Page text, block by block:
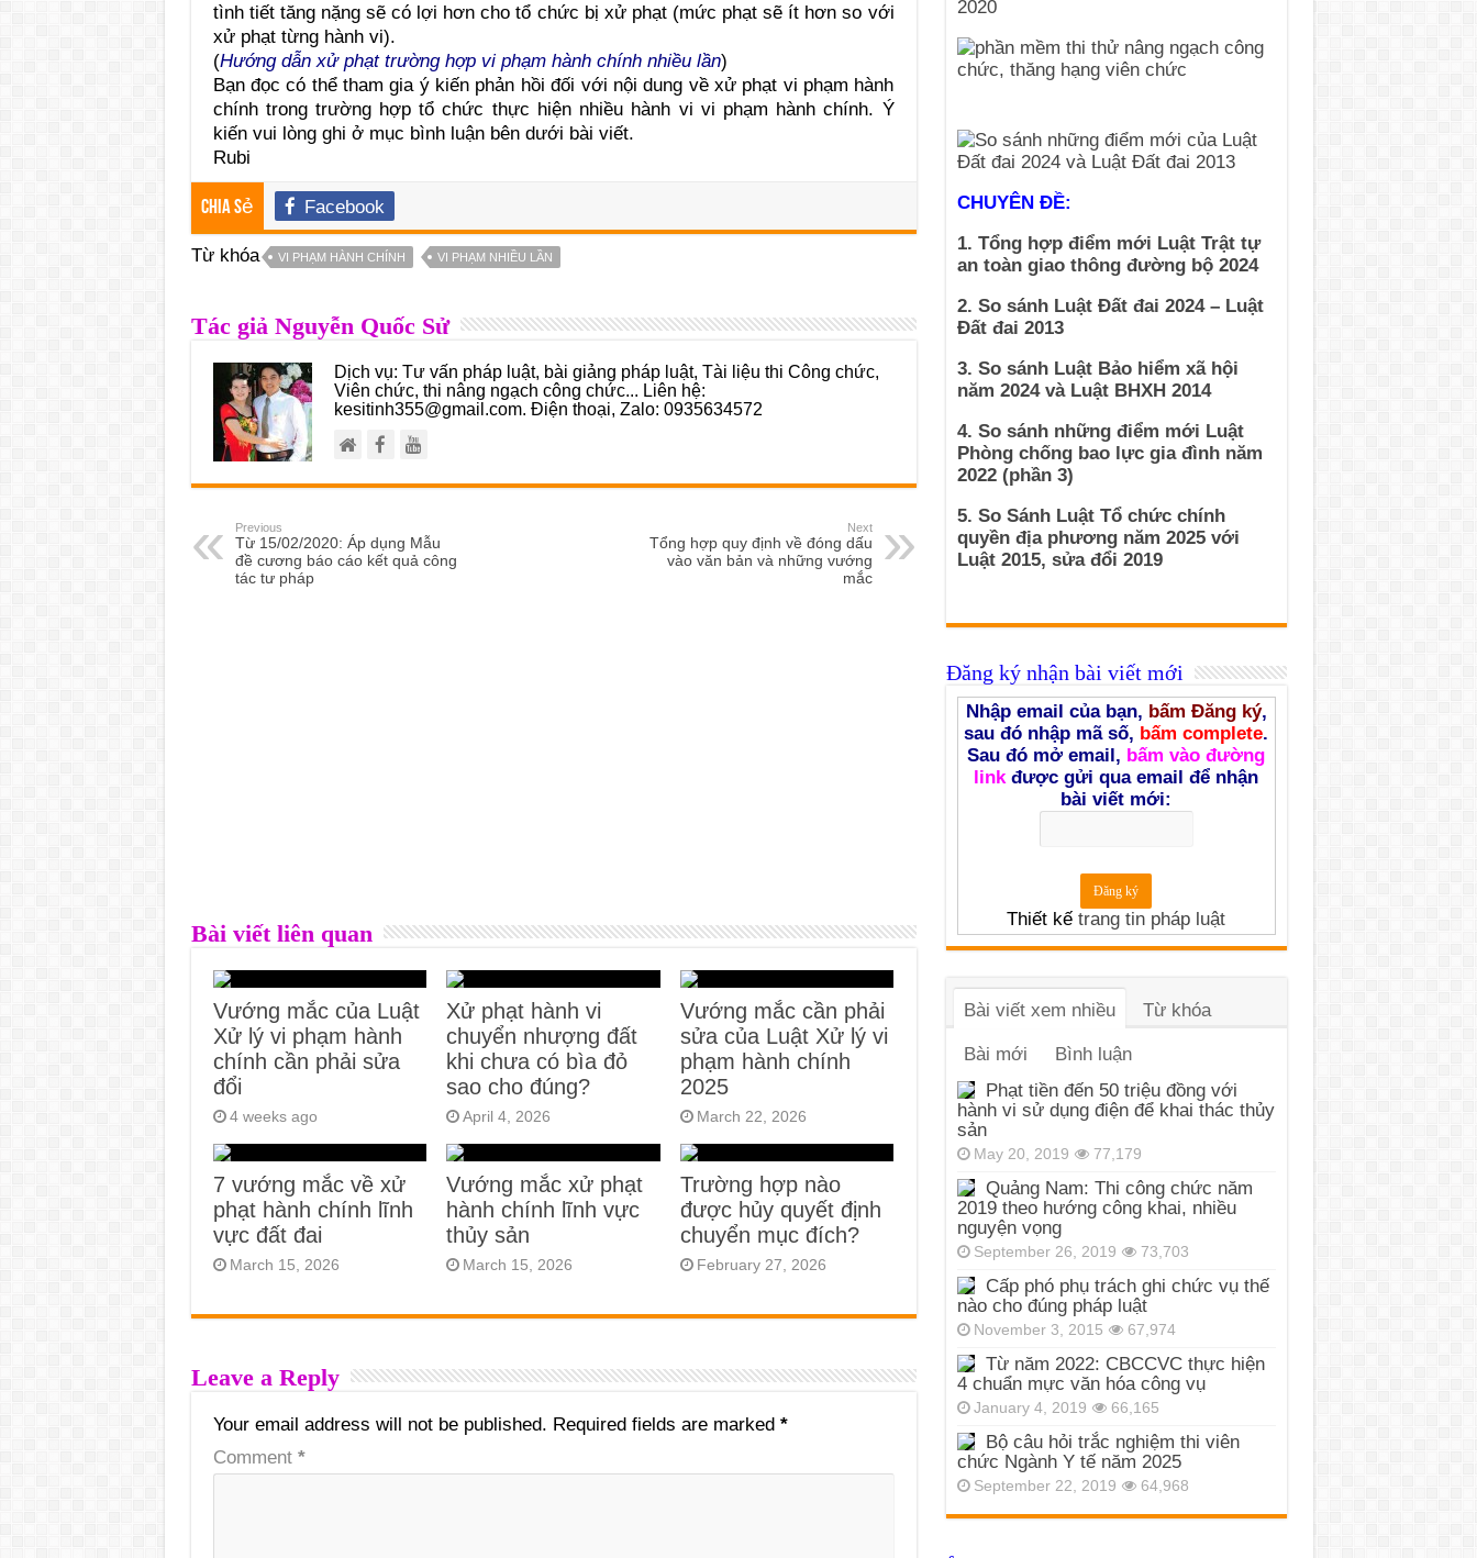
tình tiết tăng nặng sẽ có lợi hơn cho tổ chức bị xử phạt (mức phạt sẽ ít hơn so với
xử phạt từng hành vi).
(Hướng dẫn xử phạt trường hợp vi phạm hành chính nhiều lần)
Bạn đọc có thể tham gia ý kiến phản hồi đối với nội dung về xử phạt vi phạm hành
chính trong trường hợp tổ chức thực hiện nhiều hành vi vi phạm hành chính. Ý
kiến vui lòng ghi ở mục bình luận bên dưới bài viết.
Rubi
Chia sẻ Facebook
Từ khóa VI PHẠM HÀNH CHÍNH VI PHẠM NHIỀU LẦN
Tác giả Nguyễn Quốc Sử
Dịch vụ: Tư vấn pháp luật, bài giảng pháp luật, Tài liệu thi Công chức,
Viên chức, thi nâng ngạch công chức... Liên hệ:
kesitinh355@gmail.com. Điện thoại, Zalo: 0935634572
Previous
Từ 15/02/2020: Áp dụng Mẫu
đề cương báo cáo kết quả công
tác tư pháp
Next
Tổng hợp quy định về đóng dấu
vào văn bản và những vướng
mắc
Bài viết liên quan
Vướng mắc của Luật
Xử lý vi phạm hành
chính cần phải sửa
đổi
4 weeks ago
Xử phạt hành vi
chuyển nhượng đất
khi chưa có bìa đỏ
sao cho đúng?
April 4, 2026
Vướng mắc cần phải
sửa của Luật Xử lý vi
phạm hành chính
2025
March 22, 2026
7 vướng mắc về xử
phạt hành chính lĩnh
vực đất đai
March 15, 2026
Vướng mắc xử phạt
hành chính lĩnh vực
thủy sản
March 15, 2026
Trường hợp nào
được hủy quyết định
chuyển mục đích?
February 27, 2026
Leave a Reply
Your email address will not be published. Required fields are marked *
Comment *
CHUYÊN ĐỀ:
1. Tổng hợp điểm mới Luật Trật tự
an toàn giao thông đường bộ 2024
2. So sánh Luật Đất đai 2024 – Luật
Đất đai 2013
3. So sánh Luật Bảo hiểm xã hội
năm 2024 và Luật BHXH 2014
4. So sánh những điểm mới Luật
Phòng chống bao lực gia đình năm
2022 (phần 3)
5. So Sánh Luật Tổ chức chính
quyền địa phương năm 2025 với
Luật 2015, sửa đổi 2019
Đăng ký nhận bài viết mới
Nhập email của bạn, bấm Đăng ký,
sau đó nhập mã số, bấm complete.
Sau đó mở email, bấm vào đường
link được gửi qua email để nhận
bài viết mới:
Thiết kế trang tin pháp luật
Bài viết xem nhiều Từ khóa
Bài mới
Bình luận
Phạt tiền đến 50 triệu đồng với
hành vi sử dụng điện để khai thác thủy
sản
May 20, 2019 77,179
Quảng Nam: Thi công chức năm
2019 theo hướng công khai, nhiều
nguyện vọng
September 26, 2019 73,703
Cấp phó phụ trách ghi chức vụ thế
nào cho đúng pháp luật
November 3, 2015 67,974
Từ năm 2022: CBCCVC thực hiện
4 chuẩn mực văn hóa công vụ
January 4, 2019 66,165
Bộ câu hỏi trắc nghiệm thi viên
chức Ngành Y tế năm 2025
September 22, 2019 64,968